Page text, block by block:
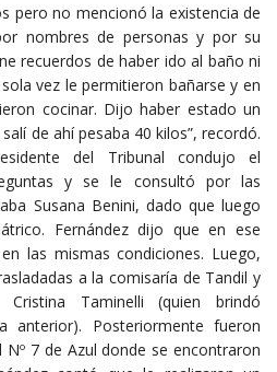
pero no mencionó la existencia de
nombres de personas y por su
recuerdos de haber ido al baño ni
vez le permitieron bañarse y en
cocinar. Dijo haber estado un
de ahí pesaba 40 kilos”, recordó.
del Tribunal condujo el
y se le consultó por las
Susana Benini, dado que luego
Fernández dijo que en ese
las mismas condiciones. Luego,
a la comisaría de Tandil y
Taminelli (quien brindó
anterior). Posteriormente fueron
7 de Azul donde se encontraron